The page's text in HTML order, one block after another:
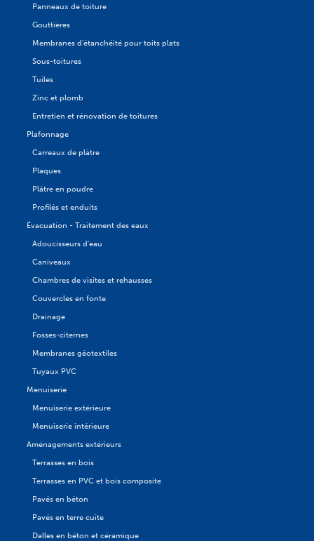
Panneaux de toiture
Gouttières
Membranes d'étanchéité pour toits plats
Sous-toitures
Tuiles
Zinc et plomb
Entretien et rénovation de toitures
Plafonnage
Carreaux de plâtre
Plaques
Plâtre en poudre
Profilés et enduits
Évacuation - Traitement des eaux
Adoucisseurs d'eau
Caniveaux
Chambres de visites et rehausses
Couvercles en fonte
Drainage
Fosses-citernes
Membranes géotextiles
Tuyaux PVC
Menuiserie
Menuiserie extérieure
Menuiserie intérieure
Aménagements extérieurs
Terrasses en bois
Terrasses en PVC et bois composite
Pavés en béton
Pavés en terre cuite
Dalles en béton et céramique